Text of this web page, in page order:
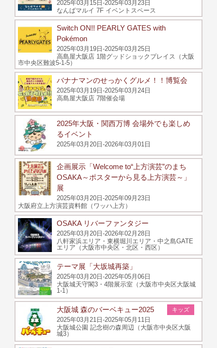
2025年03月15日-2025年03月23日
なんばマルイ 7F イベントスペース
Switch ON!! PEARLY GATES with
Pokémon
2025年03月19日-2025年03月25日
高島屋大阪店 1階グッドショックプレイス（大阪
市中央区難波5-1-5）
バナナマンのせっかくグルメ！！博覧会
2025年03月19日-2025年03月24日
高島屋大阪店 7階催会場
2025年大阪・関西万博 会場外でも楽しめ
るイベント
2025年03月20日-2026年03月01日
企画展示「Welcome to“上方演芸”のまち
OSAKA～ポスターから見る上方演芸～」
展
2025年03月20日-2025年09月23日
大阪府立上方演芸資料館（ワッハ上方）
OSAKA リバーファンタジー
2025年03月20日-2026年02月28日
八軒家浜エリア・東横堀川エリア・中之島GATE
エリア（大阪市中央区・北区・西区）
テーマ展「大坂城再築」
2025年03月20日-2025年05月06日
大阪城天守閣3・4階展示室（大阪市中央区大阪城
1-1）
キッズ
大阪城 森のバーベキュー2025
2025年03月21日-2025年05月11日
大阪城公園 記念樹の森周辺（大阪市中央区大阪
城3）